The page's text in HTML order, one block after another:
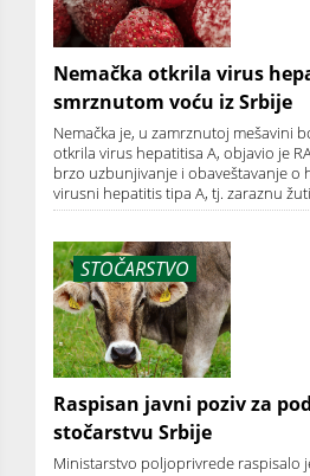
Nemačka otkrila virus
smrznutom voću iz Srbije
Nemačka je, u zamrznutoj mešavini
otkrila virus hepatitisa A, objavio je
brzo uzbunjivanje i obaveštavanje o
virusni hepatitis tipa A, tj. zaraznu
STOČARSTVO
Raspisan javni poziv za
stočarstvu Srbije
Ministarstvo poljoprivrede raspisalo